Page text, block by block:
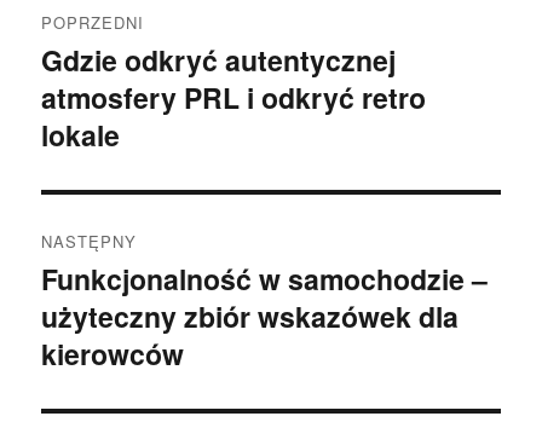
wpisu
POPRZEDNI
Poprzedni
wpis:
Gdzie odkryć autentycznej
atmosfery PRL i odkryć retro
lokale
NASTĘPNY
Następny
wpis:
Funkcjonalność w samochodzie –
użyteczny zbiór wskazówek dla
kierowców